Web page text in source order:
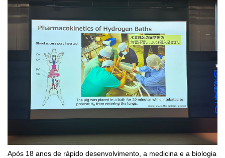
Após 18 anos de rápido desenvolvimento, a medicina e a biologia